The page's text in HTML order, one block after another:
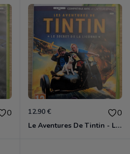
0 12.90 € 0
Le Aventures De Tintin - Le Secret De La Licorne Xbox 360